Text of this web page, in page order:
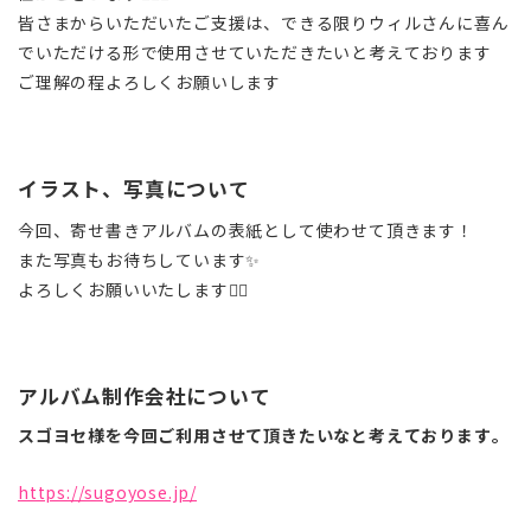
皆さまからいただいたご支援は、できる限りウィルさんに喜ん
でいただける形で使用させていただきたいと考えております
ご理解の程よろしくお願いします
イラスト、写真について
今回、寄せ書きアルバムの表紙として使わせて頂きます！
また写真もお待ちしています✨
よろしくお願いいたします🙇‍♀️
アルバム制作会社について
スゴヨセ様を今回ご利用させて頂きたいなと考えております。
https://sugoyose.jp/